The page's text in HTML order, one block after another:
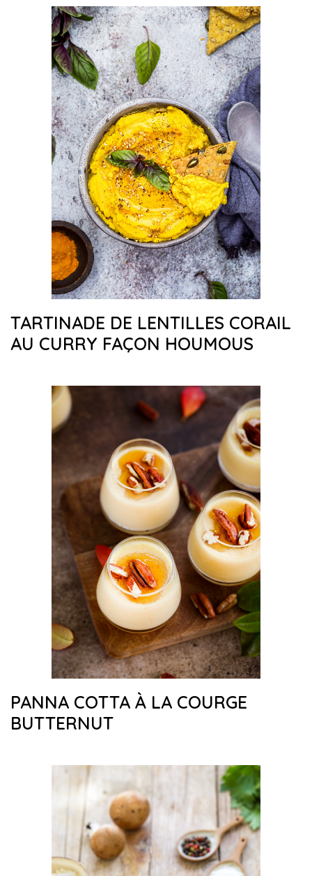
TARTINADE DE LENTILLES CORAIL
AU CURRY FAÇON HOUMOUS
PANNA COTTA À LA COURGE
BUTTERNUT